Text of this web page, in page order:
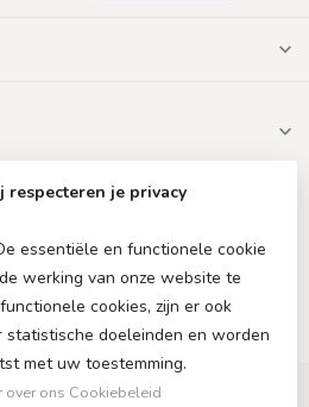
respecteren je privacy
essentiële en functionele cookie
werking van onze website te
cookies, zijn er ook
statistische doeleinden en worden
met uw toestemming.
over ons Cookiebeleid